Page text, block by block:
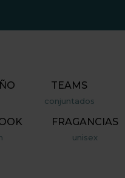
TEAMS
conjuntados
FRAGANCIAS
unisex